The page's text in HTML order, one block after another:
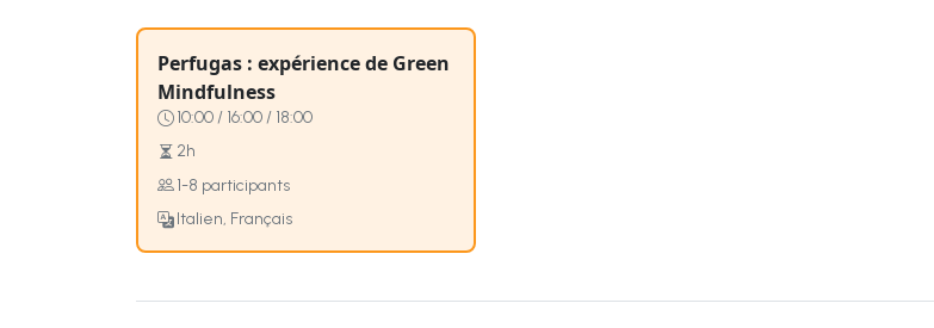
Perfugas : expérience de Green
Mindfulness
10:00 / 16:00 / 18:00
2h
1-8 participants
Italien, Français